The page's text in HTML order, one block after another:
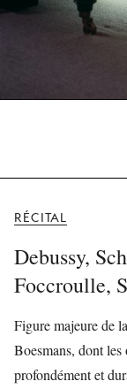
RÉCITAL
Debussy,
Foccroulle,
Figure majeure de
Boesmans, dont
profondément et